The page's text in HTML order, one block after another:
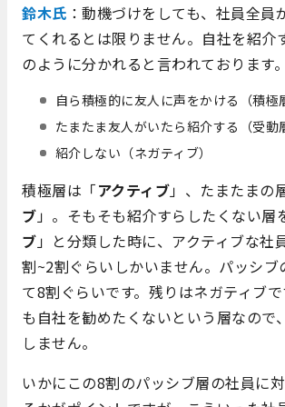
鈴木氏 ：動機づけをしても、社員全員
てくれるとは限りません。自社を紹介
のように分かれると言われております。
自ら積極的に友人に声をかける（積極
たまたま友人がいたら紹介する（受動
紹介しない（ネガティブ）
積極層は「アクティブ」、たまたまの
ブ 」。そもそも紹介すらしたくない層
ブ 」と分類した時に、アクティブな社
割~2割ぐらいしかいません。パッシブ
て8割ぐらいです。残りはネガティブ
も自社を勧めたくないという層なので
しません。
いかにこの8割のパッシブ層の社員に